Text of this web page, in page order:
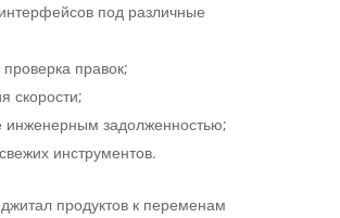
под различные
правок;
скорости;
инженерным задолженностью;
инструментов.
продуктов к переменам